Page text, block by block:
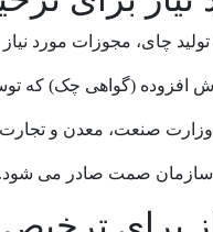
چای، مجوزات مورد
افزوده (گواهی چک) که
وزارت صنعت، معدن و
سازمان صمت صادر می شود.